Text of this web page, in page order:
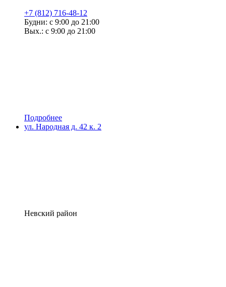
+7 (812) 716-48-12
Будни: с 9:00 до 21:00
Вых.: с 9:00 до 21:00
Подробнее
ул. Народная д. 42 к. 2
Невский район